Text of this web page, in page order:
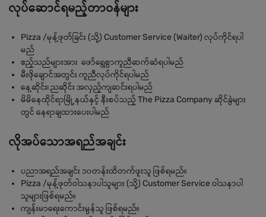
လုပ်ဆောင်ရမည့်တာဝန်များ
Pizza /မုန့်ဖုတ်ခြင်း (သို့) Customer Service (Waiter) လုပ်ကိုင်ရပါ
မည်
ဧည့်သည်များအား ဖော်ရွေစွာကူညီဆက်ဆံရပါမည်
မီးဖိုချောင်အတွင်း ကူညီလုပ်ကိုင်ရပါမည်
နေ့ဆိုင်း၊ ညဆိုင်း အလှည့်ကျဆင်းရပါမည်
မိမိနေထိုင်ရာမြို့နယ်နှင့် နီးစပ်သည့် The Pizza Company ဆိုင်ခွဲများ
တွင် နေရာချထား‌ပေးပါမည်
လိုအပ်သောအရည်အချင်း
ပညာအရည်အချင်း ၁၀တန်းထိတက်ဖူးသူ ဖြစ်ရမည်။
Pizza /မုန့်ဖုတ်ဝါသနာပါသူများ (သို့) Customer Service ဝါသနာပါ
သူများဖြစ်ရမည်။
ကျန်းမာရေးကောင်းမွန်သူ ဖြစ်ရမည်။